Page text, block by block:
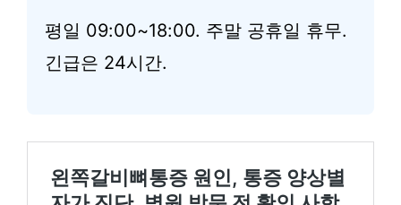
평일 09:00~18:00. 주말 공휴일 휴무.
긴급은 24시간.